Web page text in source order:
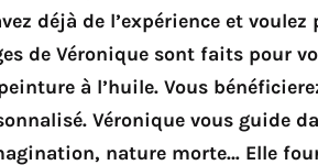
déjà de l’expérience et
de Véronique sont faits pour
à l’huile. Vous
Véronique vous guide
nature morte… Elle